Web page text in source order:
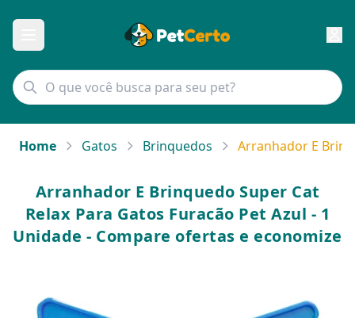
Home Gatos Brinquedos Arranhador E
Arranhador E Brinquedo Super Cat
Relax Para Gatos Furacão Pet Azul - 1
Unidade - Compare ofertas e economize